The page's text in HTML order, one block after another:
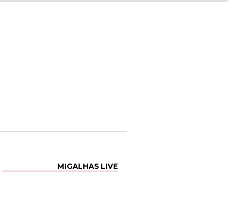
MIGALHAS LIVE